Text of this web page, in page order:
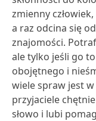
zmienny
a raz odcina się
znajomości.
ale tylko jeśli go
obojętnego i
wiele spraw jest
przyjaciele
słowo i lubi